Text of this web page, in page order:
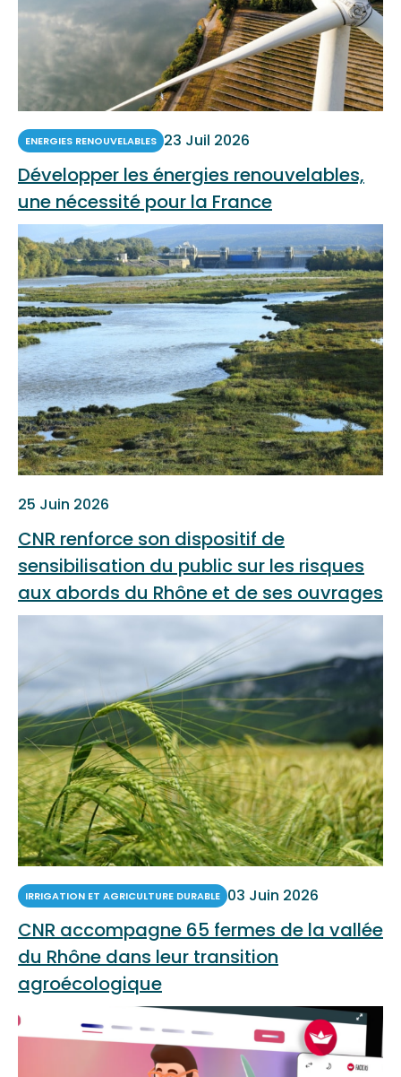
ENERGIES RENOUVELABLES 23 Juil 2026
Développer les énergies renouvelables,
une nécessité pour la France
25 Juin 2026
CNR renforce son dispositif de
sensibilisation du public sur les risques
aux abords du Rhône et de ses ouvrages
IRRIGATION ET AGRICULTURE DURABLE 03 Juin 2026
CNR accompagne 65 fermes de la vallée
du Rhône dans leur transition
agroécologique